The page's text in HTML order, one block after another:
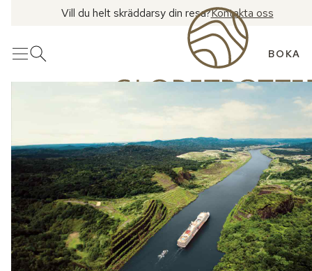
Vill du helt skräddarsy din resa?Kontakta oss
MenyÖppna sök BOKA